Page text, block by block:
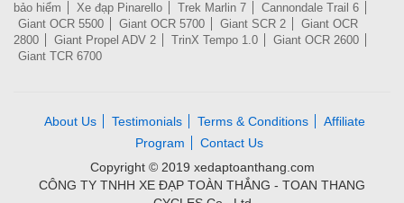
bảo hiểm
Xe đạp Pinarello Trek Marlin 7
Cannondale Trail 6
Giant OCR 5500
Giant OCR 5700 Giant SCR 2
Giant OCR
2800
Giant Propel ADV 2 TrinX Tempo 1.0
Giant OCR 2600
Giant TCR 6700
About Us Testimonials Terms & Conditions
Affiliate
Program
Contact Us
Copyright © 2019 xedaptoanthang.com
CÔNG TY TNHH XE ĐẠP TOÀN THẮNG - TOAN THANG